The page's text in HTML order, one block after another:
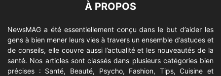
À PROPOS
NewsMAG a été essentiellement conçu dans le but d’aider les
gens à bien mener leurs vies à travers un ensemble d’astuces et
de conseils, elle couvre aussi l’actualité et les nouveautés de la
santé. Nos articles sont classés dans plusieurs catégories bien
précises : Santé, Beauté, Psycho, Fashion, Tips, Cuisine et